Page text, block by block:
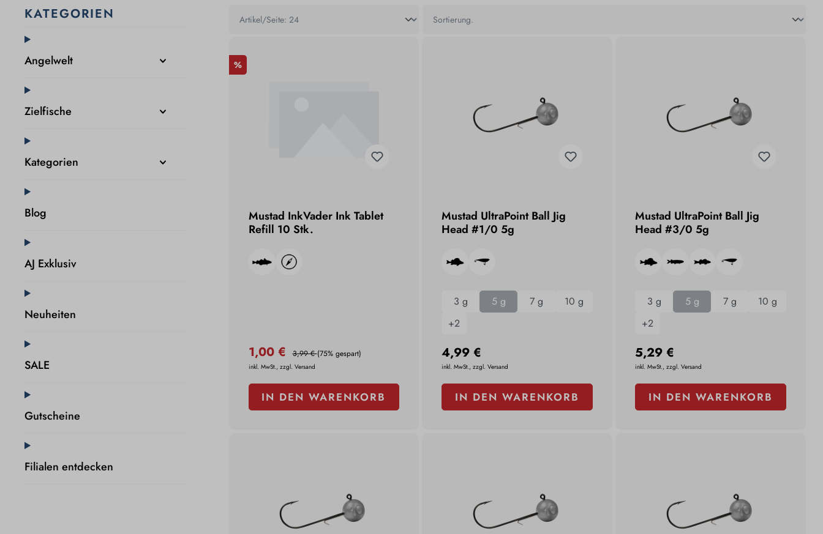
KATEGORIEN
Angelwelt
Zielfische
Kategorien
Blog
AJ Exklusiv
Neuheiten
SALE
Gutscheine
Filialen entdecken
%
Mustad InkVader Ink Tablet
Refill 10 Stk.
1,00 € 3,99 €(75% gespart)
inkl. MwSt., zzgl. Versand
IN DEN WARENKORB
Mustad UltraPoint Ball Jig
Head #1/0 5g
3 g 5 g 7 g
10 g
+2
4,99 €
inkl. MwSt., zzgl. Versand
IN DEN WARENKORB
Mustad UltraPoint Ball Jig
Head #3/0 5g
3 g 5 g 7 g
10 g
+2
5,29 €
inkl. MwSt., zzgl. Versand
IN DEN WARENKORB